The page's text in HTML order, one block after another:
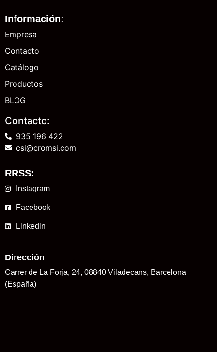
Información:
Empresa
Contacto
Catálogo
Productos
BLOG
Contacto:
935 196 422
csi@cromsi.com
RRSS:
Instagram
Facebook
Linkedin
Dirección
Carrer de La Forja, 24, 08840 Viladecans, Barcelona
(España)